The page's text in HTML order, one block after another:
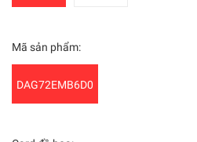
Mã sản phẩm:
DAG72EMB6D0